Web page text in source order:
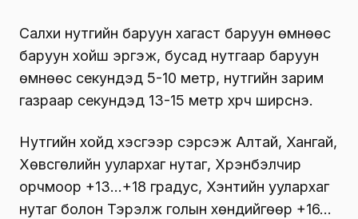
Салхи нутгийн баруун хагаст баруун өмнөөс
баруун хойш эргэж, бусад нутгаар баруун
өмнөөс секундэд 5-10 метр, нутгийн зарим
газраар секундэд 13-15 метр хүрч ширүүснэ.
Нутгийн хойд хэсгээр сэрүүсэж Алтай, Хангай,
Хөвсгөлийн уулархаг нутаг, Хүрэнбэлчир
орчмоор +13…+18 градус, Хэнтийн уулархаг
нутаг болон Тэрэлж голын хөндийгөөр +16…